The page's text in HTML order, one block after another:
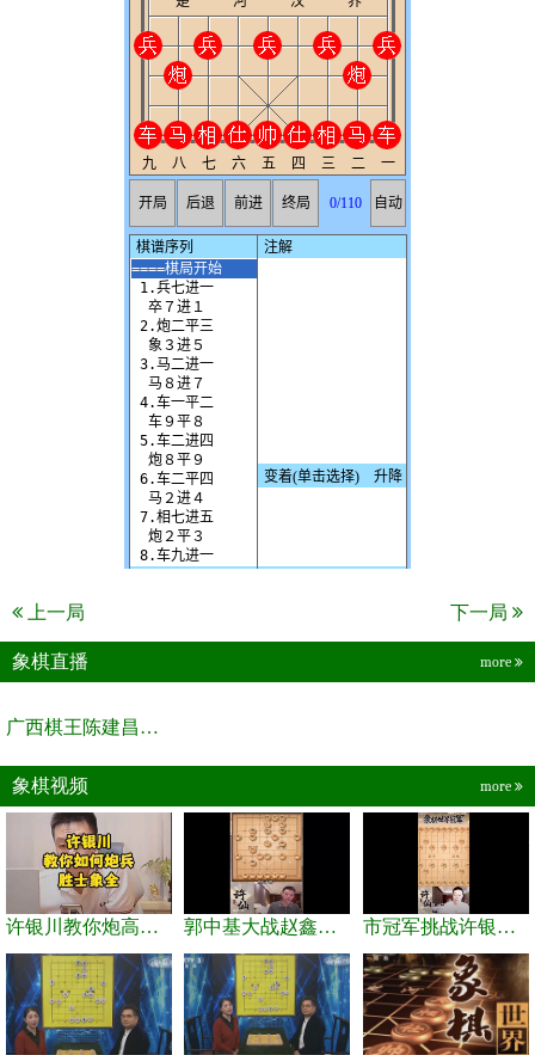
上一局 下一局
象棋直播 more
广西棋王陈建昌直播间
象棋视频 more
许银川教你炮高兵士象全如何赢士象全，简单四步即可 郭中基大战赵鑫鑫，许银川激情讲解 市冠军挑战许银川，急进中兵变化真激烈！